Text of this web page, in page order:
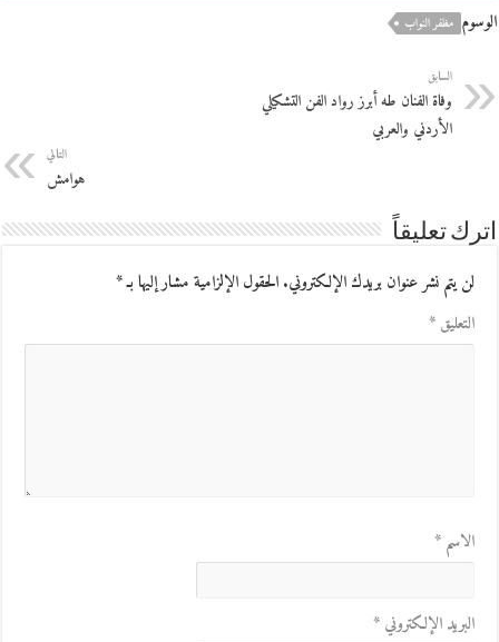
الوسوم مظفر النواب
السابق
وفاة الفنان طه أبرز رواد الفن التشكيلي
الأردني والعربي
التالي
هوامش
اترك تعليقاً
لن يتم نشر عنوان بريدك الإلكتروني.الحقول الإلزامية مشار إليها بـ*
التعليق*
الاسم*
البريد الإلكتروني*